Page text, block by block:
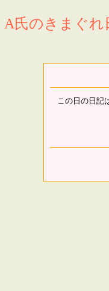
A氏のきまぐれ
この日の日記